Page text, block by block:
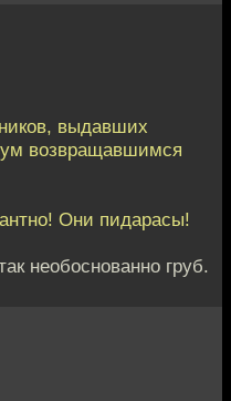
выдавших
возвращавшимся
Они пидарасы!
необоснованно груб.